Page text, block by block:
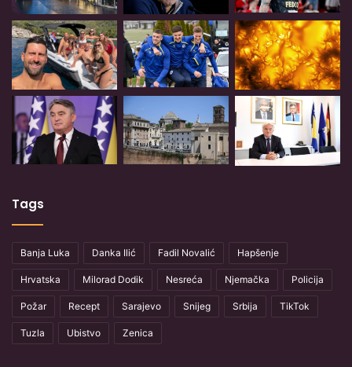
Tags
Banja Luka Danka Ilić Fadil Novalić Hapšenje
Hrvatska Milorad Dodik Nesreća Njemačka Policija
Požar Recept Sarajevo Snijeg Srbija TikTok
Tuzla Ubistvo Zenica